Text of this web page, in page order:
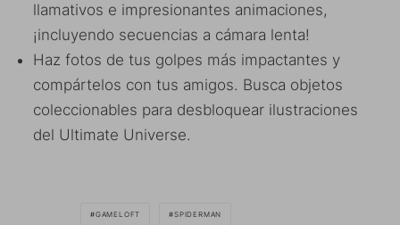
llamativos e impresionantes animaciones,
¡incluyendo secuencias a cámara lenta!
Haz fotos de tus golpes más impactantes y
compártelos con tus amigos. Busca objetos
coleccionables para desbloquear ilustraciones
del Ultimate Universe.
GAMELOFT SPIDERMAN